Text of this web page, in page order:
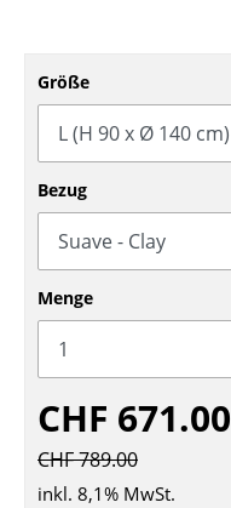
Schaukelstühle
Bürodrehstühle
Bürosessel
Einzelteile
... alle Sitzmöbel
Tische
Esstische
Beistelltische
Größe
Bezug
Menge
CHF 671.00
CHF 789.00
inkl. 8,1% MwSt.